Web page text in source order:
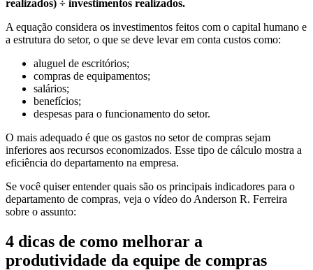
realizados) ÷ investimentos realizados.
A equação considera os investimentos feitos com o capital humano e
a estrutura do setor, o que se deve levar em conta custos como:
aluguel de escritórios;
compras de equipamentos;
salários;
benefícios;
despesas para o funcionamento do setor.
O mais adequado é que os gastos no setor de compras sejam
inferiores aos recursos economizados. Esse tipo de cálculo mostra a
eficiência do departamento na empresa.
Se você quiser entender quais são os principais indicadores para o
departamento de compras, veja o vídeo do Anderson R. Ferreira
sobre o assunto:
4 dicas de como melhorar a
produtividade da equipe de compras